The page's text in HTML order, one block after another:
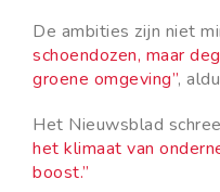
De ambities zijn niet
schoendozen, maar
groene omgeving”,
Het Nieuwsblad
het klimaat van
boost.”